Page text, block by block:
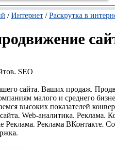
/Интернет /Раскрутка в
SEO
сайта. Ваших продаж.
малого и среднего
высоких показателей
Web-аналитика. Реклама.
Реклама ВКонтакте.